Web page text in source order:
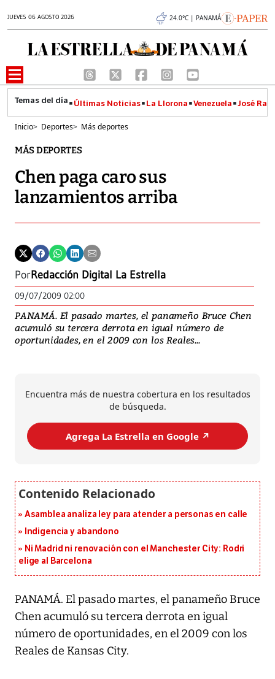
JUEVES 06 AGOSTO 2026 24.0°C | PANAMÁ
Últimas Noticias La Llorona Venezuela José
Inicio> Deportes> Más deportes
MÁS DEPORTES
Chen paga caro sus
lanzamientos arriba
PorRedacción Digital La Estrella
09/07/2009 02:00
PANAMÁ. El pasado martes, el panameño Bruce Chen
acumuló su tercera derrota en igual número de
oportunidades, en el 2009 con los Reales...
Encuentra más de nuestra cobertura en los resultados
de búsqueda.
Agrega La Estrella en Google ↗️
Asamblea analiza ley para atender a personas en calle
Indigencia y abandono
Ni Madrid ni renovación con el Manchester City: Rodri
elige al Barcelona
PANAMÁ. El pasado martes, el panameño Bruce
Chen acumuló su tercera derrota en igual
número de oportunidades, en el 2009 con los
Reales de Kansas City.